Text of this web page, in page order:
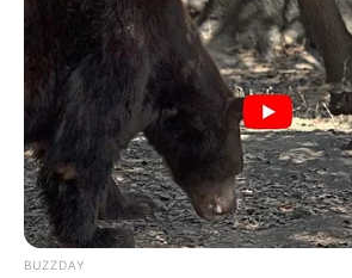
15:15 / 06 Avqust 2026
BUZZDAY